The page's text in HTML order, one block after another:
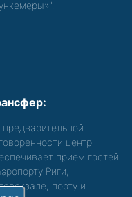
центр
прием гостей
Риги,
порту и